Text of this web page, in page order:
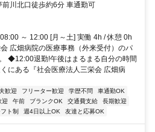
川北口徒歩約6分 車通勤可
～ 12:00 [月～土] 実働 4h / 休憩 0h
広畑病院の医療事務（外来受付）のパ
◆12:00退勤!午後はまるまる自分の時間
にある『社会医療法人三栄会 広畑病
歓迎 フリーター歓迎 学歴不問
車通勤OK
迎 午前 ブランクOK 交通費支給
長期歓迎
ト制 週4日以上OK 友達と応募OK